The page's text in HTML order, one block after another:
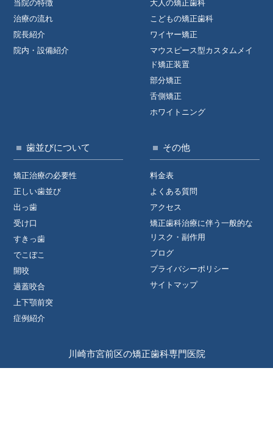
当院の特徴
治療の流れ
院長紹介
院内・設備紹介
大人の矯正歯科
こどもの矯正歯科
ワイヤー矯正
マウスピース型カスタムメイ
ド矯正装置
部分矯正
舌側矯正
ホワイトニング
歯並びについて
矯正治療の必要性
正しい歯並び
出っ歯
受け口
すきっ歯
でこぼこ
開咬
過蓋咬合
上下顎前突
症例紹介
その他
料金表
よくある質問
アクセス
矯正歯科治療に伴う一般的な
リスク・副作用
ブログ
プライバシーポリシー
サイトマップ
川崎市宮前区の矯正歯科専門医院